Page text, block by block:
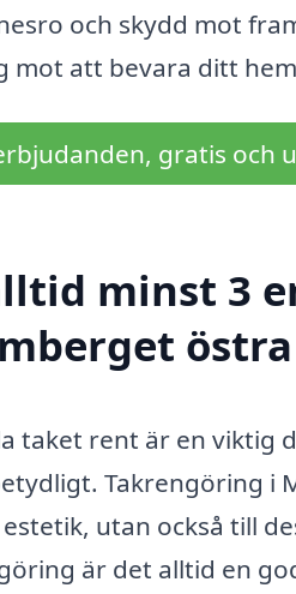
och skydd mot
mot att bevara ditt
gratis och
minst 3
östra
taket rent är en viktig
Takrengöring i
utan också till
är det alltid en